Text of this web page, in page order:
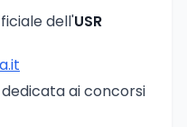
dell'USR
ai concorsi